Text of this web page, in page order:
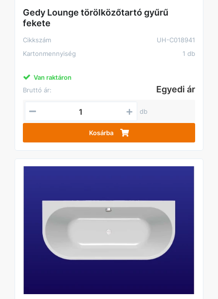
Gedy Lounge törölközőtartó gyűrű
fekete
Cikkszám
UH-C018941
Kartonmennyiség
1 db
Van raktáron
Bruttó ár:
Egyedi ár
db
Kosárba